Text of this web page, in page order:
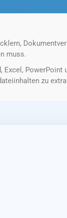
muss.
PowerPoint
zu